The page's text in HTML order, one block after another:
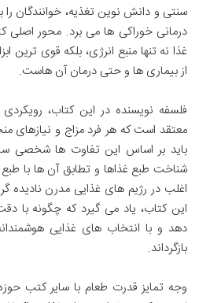
سنتی و دانش نوین تغذیه، خوانندگان
درمانی خوراکی ها می برد. محور اصلی
غذا نه تنها منبع انرژی، بلکه قوی
از بیماری ها و حتی درمان آن هاست.
فلسفه نویسنده در این کتاب،
معتقد است که هر فرد مزاج و نیازهای
باید بر اساس این تفاوت ها شخصی
شناخت طبع غذاها و تطابق آن ها با طبع
اغلب در رژیم های غذایی مدرن نادیده
این کتاب، یاد می گیرد که چگونه با
دهد و با انتخاب های غذایی
بازگرداند.
وجه تمایز قدرت طعام با سایر کتب